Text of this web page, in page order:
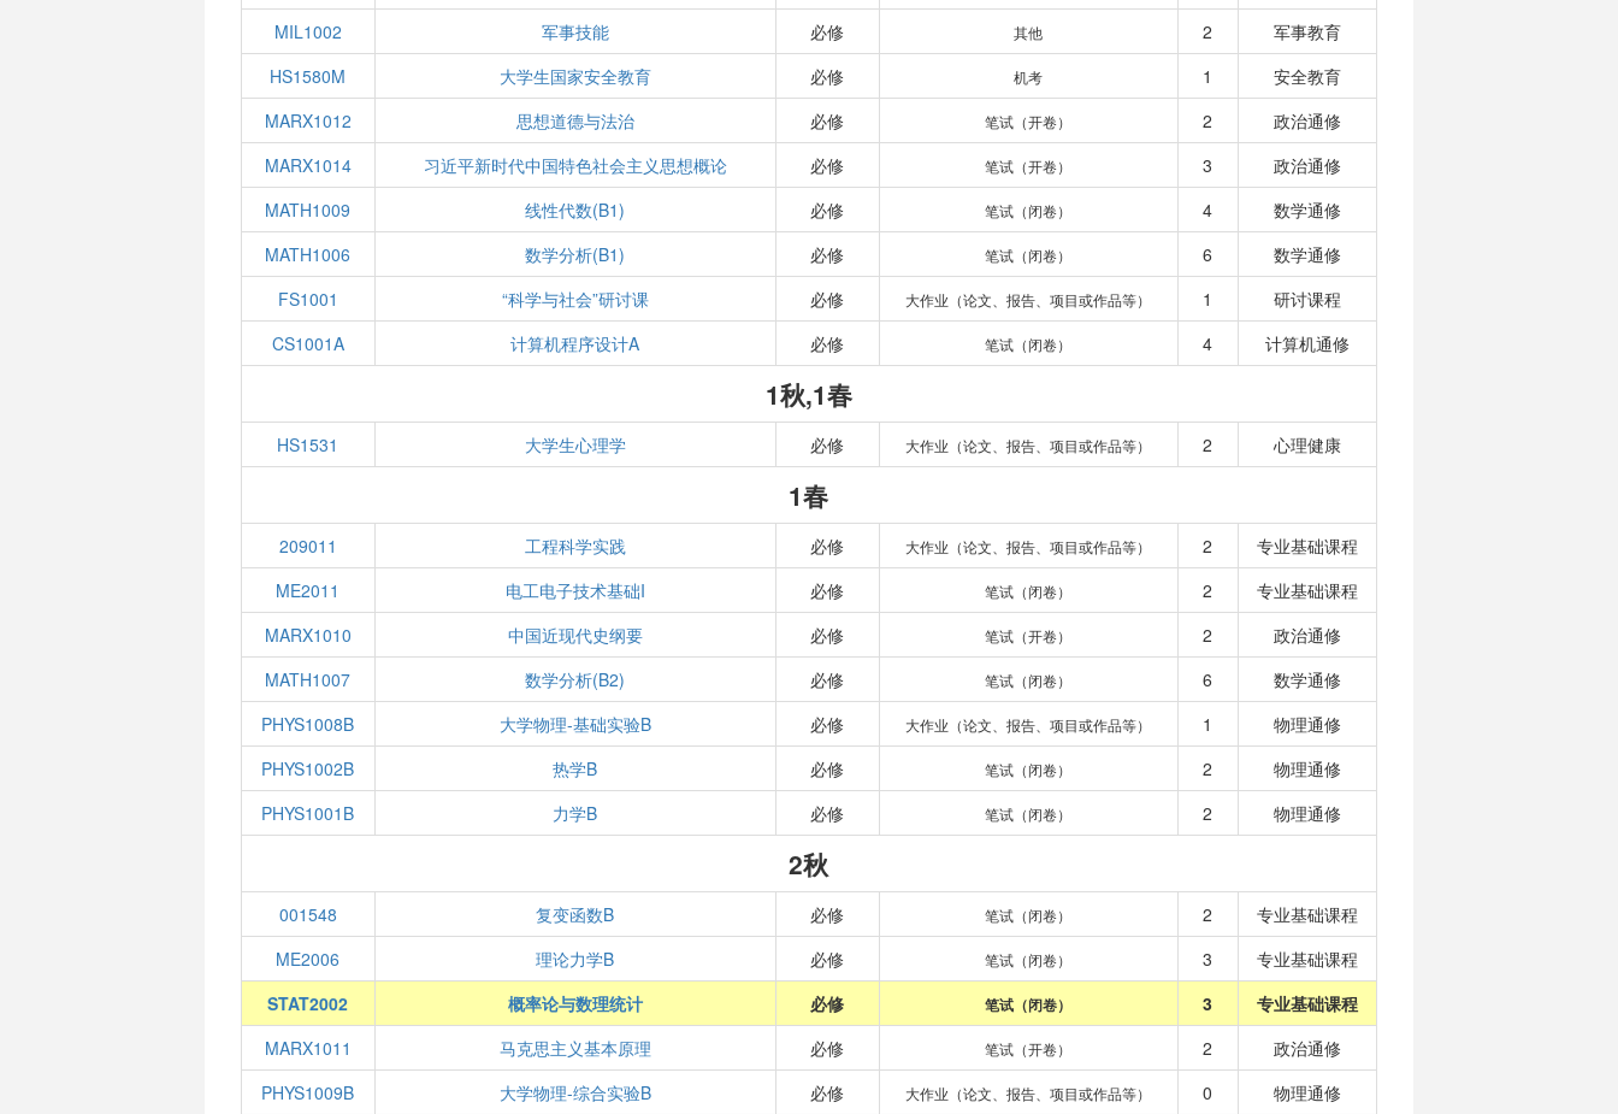
MIL1002
军事技能 必修 其他 2
军事教育
HS1580M
大学生国家安全教育 必修 机考 1
安全教育
MARX1012
思想道德与法治 必修 笔试（开卷） 2
政治通修
MARX1014
习近平新时代中国特色社会主义思想概论 必修 笔试（开卷） 3
政治通修
MATH1009
线性代数(B1) 必修 笔试（闭卷） 4
数学通修
MATH1006
数学分析(B1) 必修 笔试（闭卷） 6
数学通修
FS1001
“科学与社会”研讨课 必修 大作业（论文、报告、项目或作品等） 1
研讨课程
CS1001A
计算机程序设计A 必修 笔试（闭卷） 4 计算机通修
1秋,1春
HS1531 大学生心理学 必修 大作业（论文、报告、项目或作品等） 2 心理健康
1春
209011 工程科学实践 必修 大作业（论文、报告、项目或作品等） 2
专业基础课程
ME2011
电工电子技术基础I 必修 笔试（闭卷） 2
专业基础课程
MARX1010
中国近现代史纲要 必修 笔试（开卷） 2
政治通修
MATH1007
数学分析(B2) 必修 笔试（闭卷） 6
数学通修
PHYS1008B
大学物理-基础实验B 必修 大作业（论文、报告、项目或作品等） 1
物理通修
PHYS1002B
热学B 必修 笔试（闭卷） 2
物理通修
PHYS1001B
力学B 必修 笔试（闭卷） 2 物理通修
2秋
001548 复变函数B 必修 笔试（闭卷） 2
专业基础课程
ME2006
理论力学B 必修 笔试（闭卷） 3
专业基础课程
STAT2002
概率论与数理统计 必修 笔试（闭卷） 3
专业基础课程
MARX1011
马克思主义基本原理 必修 笔试（开卷） 2
政治通修
PHYS1009B
大学物理-综合实验B 必修 大作业（论文、报告、项目或作品等） 0
物理通修